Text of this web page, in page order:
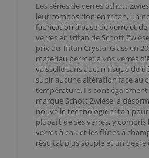
Les séries de verres Schott
leur composition en tritan, un
fabrication à base de verre et
verres en tritan de Schott
prix du Tritan Crystal Glass en
matériau permet à vos verres
vaisselle sans aucun risque de
subir aucune altération face au
température. Ils sont également
marque Schott Zwiesel a
nouvelle technologie tritan
plupart de ses verres, y compris
verres à eau et les flûtes à
résultat plus souple et un degré